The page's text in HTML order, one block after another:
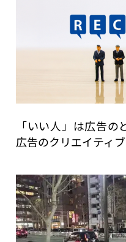
「いい人」は広告
広告のクリエイティ